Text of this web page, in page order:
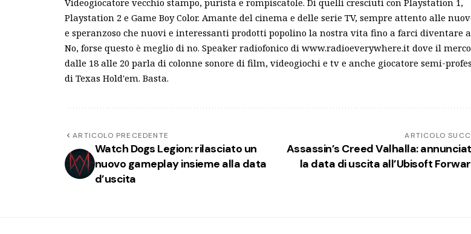
Playstation 2 e Game Boy Color. Amante del cinema e delle serie TV, sempre attento alle
e speranzoso che nuovi e interessanti prodotti popolino la nostra vita fino a farci diventare
No, forse questo è meglio di no. Speaker radiofonico di www.radioeverywhere.it dove il
dalle 18 alle 20 parla di colonne sonore di film, videogiochi e tv e anche giocatore semi-
di Texas Hold'em. Basta.
ARTICOLO PRECEDENTE
Watch Dogs Legion: rilasciato un
nuovo gameplay insieme alla data
d’uscita
ARTICOLO
Assassin’s Creed Valhalla:
la data di uscita all’Ubisoft